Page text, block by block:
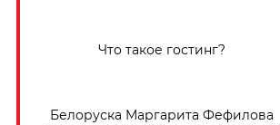
Что такое гостинг?
Белоруска Маргарита Фефилова